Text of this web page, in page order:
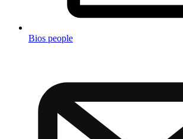
Bios people